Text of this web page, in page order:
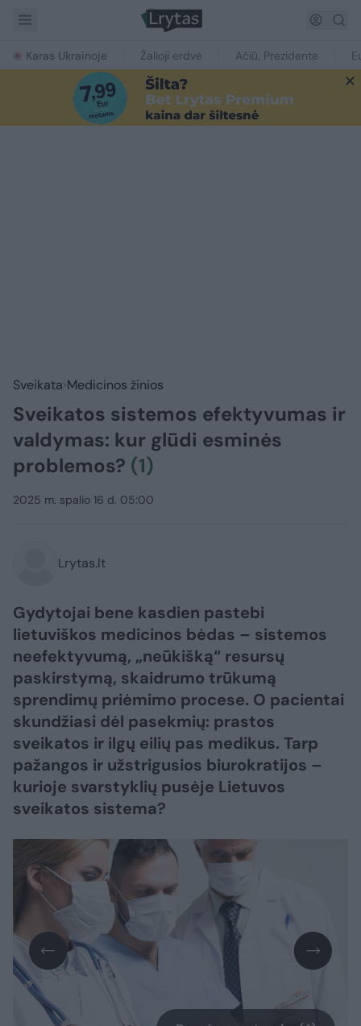
Karas Ukrainoje Žalioji erdvė Ačiū, Prezidente
Sveikata Medicinos žinios
Sveikatos sistemos efektyvumas ir
valdymas: kur glūdi esminės
problemos? (1)
2025 m. spalio 16 d. 05:00
Lrytas.lt
Gydytojai bene kasdien pastebi
lietuviškos medicinos bėdas – sistemos
neefektyvumą, „neūkišką“ resursų
paskirstymą, skaidrumo trūkumą
sprendimų priėmimo procese. O pacientai
skundžiasi dėl pasekmių: prastos
sveikatos ir ilgų eilių pas medikus. Tarp
pažangos ir užstrigusios biurokratijos –
kurioje svarstyklių pusėje Lietuvos
sveikatos sistema?